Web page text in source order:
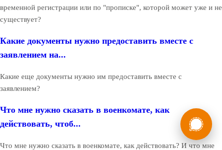
временной регистрации или по "прописке", которой может уже и не
существует?
Какие документы нужно предоставить вместе с
заявлением на...
Какие еще документы нужно им предоставить вместе с
заявлением?
Что мне нужно сказать в военкомате, как
действовать, чтоб...
Что мне нужно сказать в военкомате, как действовать? И что мне
Мы в России
Бесплатная